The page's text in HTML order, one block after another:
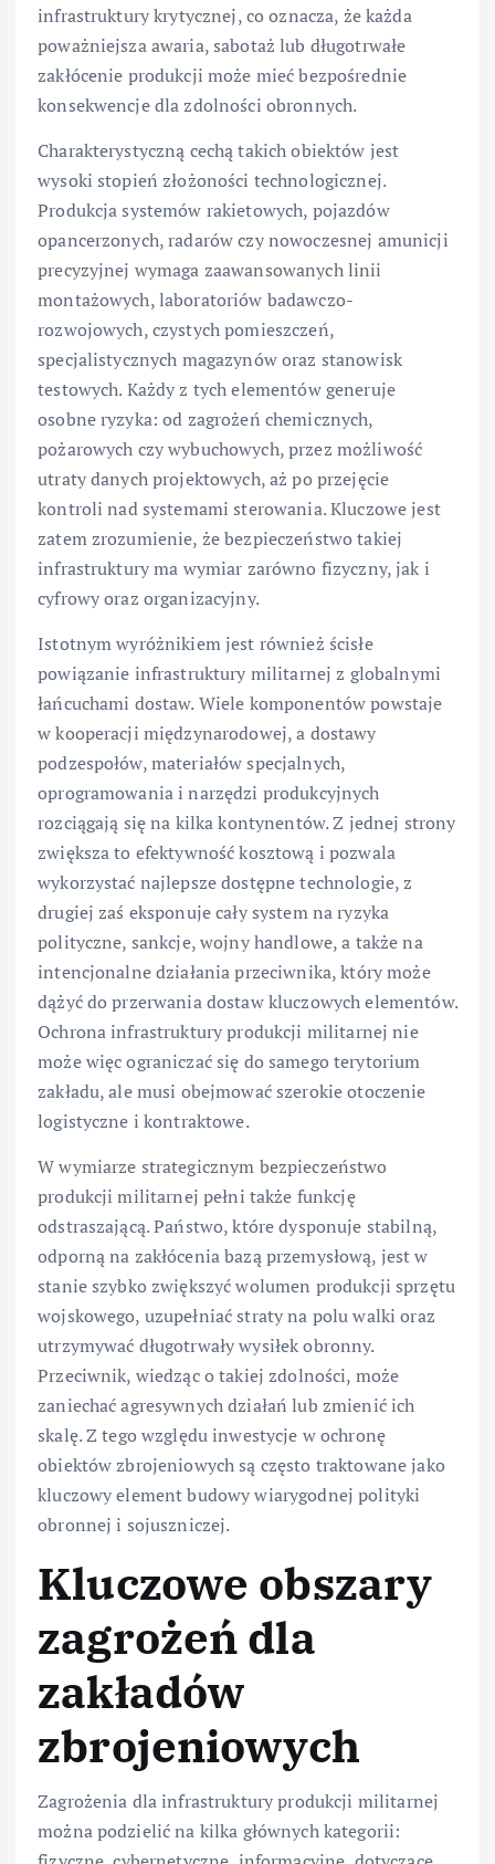
infrastruktury krytycznej, co oznacza, że każda
poważniejsza awaria, sabotaż lub długotrwałe
zakłócenie produkcji może mieć bezpośrednie
konsekwencje dla zdolności obronnych.
Charakterystyczną cechą takich obiektów jest
wysoki stopień złożoności technologicznej.
Produkcja systemów rakietowych, pojazdów
opancerzonych, radarów czy nowoczesnej amunicji
precyzyjnej wymaga zaawansowanych linii
montażowych, laboratoriów badawczo-
rozwojowych, czystych pomieszczeń,
specjalistycznych magazynów oraz stanowisk
testowych. Każdy z tych elementów generuje
osobne ryzyka: od zagrożeń chemicznych,
pożarowych czy wybuchowych, przez możliwość
utraty danych projektowych, aż po przejęcie
kontroli nad systemami sterowania. Kluczowe jest
zatem zrozumienie, że bezpieczeństwo takiej
infrastruktury ma wymiar zarówno fizyczny, jak i
cyfrowy oraz organizacyjny.
Istotnym wyróżnikiem jest również ścisłe
powiązanie infrastruktury militarnej z globalnymi
łańcuchami dostaw. Wiele komponentów powstaje
w kooperacji międzynarodowej, a dostawy
podzespołów, materiałów specjalnych,
oprogramowania i narzędzi produkcyjnych
rozciągają się na kilka kontynentów. Z jednej strony
zwiększa to efektywność kosztową i pozwala
wykorzystać najlepsze dostępne technologie, z
drugiej zaś eksponuje cały system na ryzyka
polityczne, sankcje, wojny handlowe, a także na
intencjonalne działania przeciwnika, który może
dążyć do przerwania dostaw kluczowych elementów.
Ochrona infrastruktury produkcji militarnej nie
może więc ograniczać się do samego terytorium
zakładu, ale musi obejmować szerokie otoczenie
logistyczne i kontraktowe.
W wymiarze strategicznym bezpieczeństwo
produkcji militarnej pełni także funkcję
odstraszającą. Państwo, które dysponuje stabilną,
odporną na zakłócenia bazą przemysłową, jest w
stanie szybko zwiększyć wolumen produkcji sprzętu
wojskowego, uzupełniać straty na polu walki oraz
utrzymywać długotrwały wysiłek obronny.
Przeciwnik, wiedząc o takiej zdolności, może
zaniechać agresywnych działań lub zmienić ich
skalę. Z tego względu inwestycje w ochronę
obiektów zbrojeniowych są często traktowane jako
kluczowy element budowy wiarygodnej polityki
obronnej i sojuszniczej.
Kluczowe obszary
zagrożeń dla
zakładów
zbrojeniowych
Zagrożenia dla infrastruktury produkcji militarnej
można podzielić na kilka głównych kategorii: